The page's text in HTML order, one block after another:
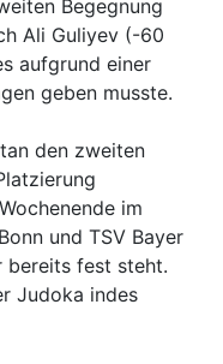
Begegnung
Ali Guliyev (-60
aufgrund einer
geben musste.
den zweiten
im
und TSV Bayer
bereits fest steht.
Judoka indes